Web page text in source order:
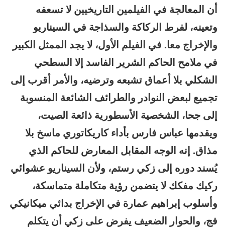
أن المعالجة في الفيلمين التاريخيين لا تسعفه
وتعينه، لفرط الركاكة والسذاجة في السيناريو
والإخراج معا. في الفيلم الأول، لا يجد الممثل الكبير
في ملامح الحاكم الشرير الفاسد إلا السطحي
الشكلي بلا أعماق تشبعه وترضيه، والأمر أقرب إلى
تجميع لبعض النوادر والطرائف الشائعة المنسوبة
إلى جحا، الشخصية الأسطورية ذائعة الصيت،
ويقدمها عباس فارس بأداء كاريكاتوري ماسخ بلا
مذاق. إنه الوجه المقابل المعارض للحاكم الذي
يُسند دوره إلى زكي رستم، ولأن السيناريو عشوائي
ركيك مفكك لا يتضمن رؤية متكاملة متماسكة،
وأسلوب إبراهيم عمارة في الإخراج بدائي ميكانيكي
فج، والحوار الضعيف يفرض على زكي أن يتكلم